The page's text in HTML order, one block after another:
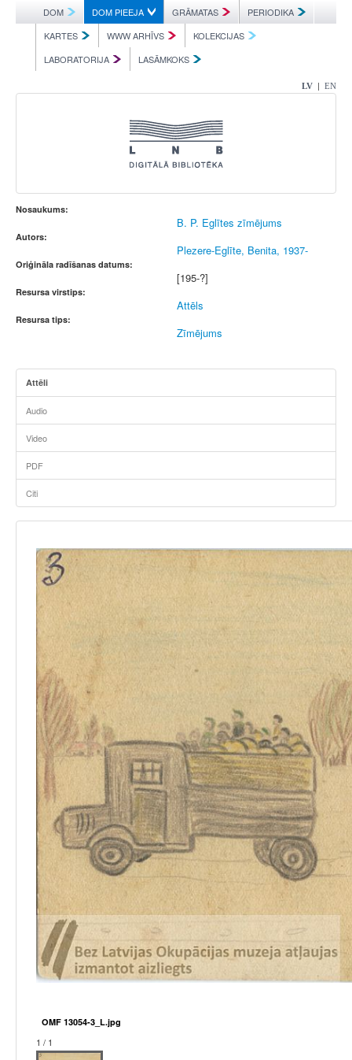
DOM DOM PIEEJA GRĀMATAS
PERIODIKA
KARTES
WWW ARHĪVS
KOLEKCIJAS
LABORATORIJA
LASĀMKOKS
LV | EN
Nosaukums:
B. P. Eglītes zīmējums
Autors:
Plezere-Eglīte, Benita, 1937-
Oriģināla radīšanas datums:
[195-?]
Resursa virstips:
Attēls
Resursa tips:
Zīmējums
Attēli
Audio
Video
PDF
Citi
OMF 13054-3_L.jpg
1 / 1